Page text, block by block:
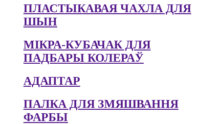
ПЛАСТЫКАВАЯ ЧАХЛА ДЛЯ
ШЫН
МІКРА-КУБАЧАК ДЛЯ
ПАДБАРЫ КОЛЕРАЎ
АДАПТАР
ПАЛКА ДЛЯ ЗМЯШВАННЯ
ФАРБЫ